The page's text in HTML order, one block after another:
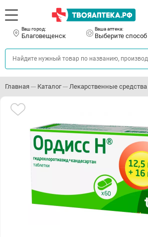
Ваш город:
Благовещенск
Ваша аптека:
Выберите
Главная Каталог Лекарственные средства